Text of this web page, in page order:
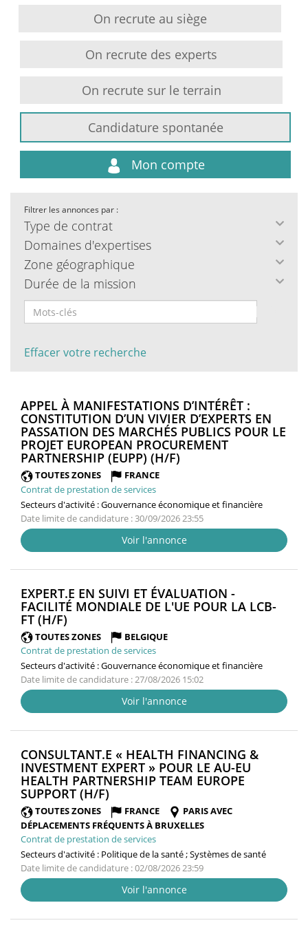
On recrute au siège
On recrute des experts
On recrute sur le terrain
Candidature spontanée
Mon compte
Filtrer les annonces par :
Type de contrat
Domaines d'expertises
Zone géographique
Durée de la mission
Effacer votre recherche
APPEL À MANIFESTATIONS D’INTÉRÊT :
CONSTITUTION D’UN VIVIER D’EXPERTS EN
PASSATION DES MARCHÉS PUBLICS POUR LE
PROJET EUROPEAN PROCUREMENT
PARTNERSHIP (EUPP) (H/F)
TOUTES ZONES
FRANCE
Contrat de prestation de services
Secteurs d'activité :Gouvernance économique et financière
Date limite de candidature : 30/09/2026 23:55
Voir l'annonce
EXPERT.E EN SUIVI ET ÉVALUATION -
FACILITÉ MONDIALE DE L'UE POUR LA LCB-
FT (H/F)
FENÊTRE)
TOUTES ZONES
BELGIQUE
Contrat de prestation de services
Secteurs d'activité :Gouvernance économique et financière
Date limite de candidature : 27/08/2026 15:02
Voir l'annonce
CONSULTANT.E « HEALTH FINANCING &
INVESTMENT EXPERT » POUR LE AU-EU
HEALTH PARTNERSHIP TEAM EUROPE
SUPPORT (H/F)
FENÊTRE)
TOUTES ZONES FRANCE
PARIS AVEC
DÉPLACEMENTS FRÉQUENTS À BRUXELLES
Contrat de prestation de services
Secteurs d'activité : Politique de la santé ; Systèmes de santé
Date limite de candidature : 02/08/2026 23:59
Voir l'annonce